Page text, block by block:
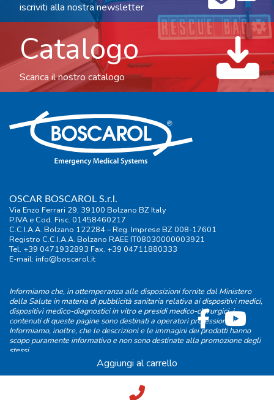
Aggiungi al carrello
iscriviti alla nostra newsletter
Catalogo
Scarica il nostro catalogo
OSCAR BOSCAROL S.r.l.
Via Enzo Ferrari 29, 39100 Bolzano BZ Italy
P.IVA e Cod. Fisc. 01458460217
C.C.I.A.A. Bolzano 122284 – Reg. Imprese BZ 008-17601
Registro C.C.I.A.A. Bolzano RAEE IT08030000003921
Tel. +39 0471932893 Fax. +39 04711880333
E-mail: info@boscarol.it
Informiamo che, in ottemperanza alle disposizioni fornite dal Ministero
della Salute in materia di pubblicità sanitaria relativa ai dispositivi medici,
dispositivi medico-diagnostici in vitro e presidi medico-chirurgici, i
contenuti di queste pagine sono destinati a operatori professionali.
Informiamo, inoltre, che le descrizioni e le immagini dei prodotti hanno
scopo puramente informativo e non sono destinate alla promozione degli
stessi.
Condizioni di vendita|Termini d'uso|Informativa privacy|Cookie
Preferenze privacy